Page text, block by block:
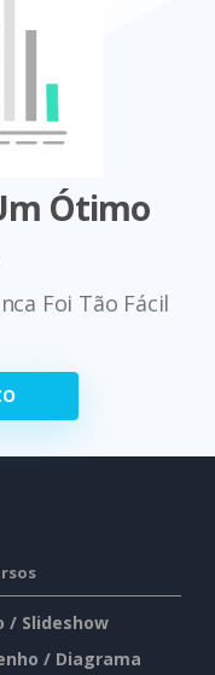
Ótimo
Foi Tão Fácil
/ Slideshow
/ Diagrama